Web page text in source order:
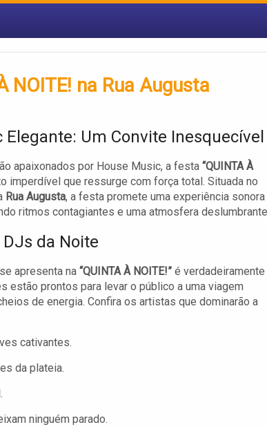
NOITE! na Rua Augusta
Elegante: Um Convite Inesquecível
apaixonados por House Music, a festa “QUINTA À
imperdível que ressurge com força total. Situada no
Rua Augusta, a festa promete uma experiência sonora
ritmos contagiantes e uma atmosfera
da Noite
apresenta na “QUINTA À NOITE!” é verdadeiramente
estão prontos para levar o público a uma viagem
de energia. Confira os artistas que dominarão a
cativantes.
da plateia.
ninguém parado.